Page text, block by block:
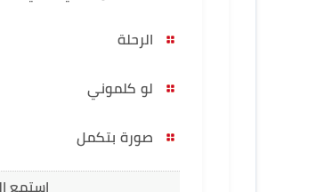
الرحلة
لو كلموني
صورة بتكمل
استمع